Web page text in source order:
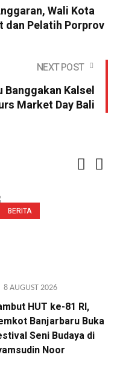
Wali Kota
dan Pelatih Porprov
NEXT POST
Banggakan Kalsel
Market Day Bali
BERITA
8 AUGUST 2026
HUT ke-81 RI,
Banjarbaru Buka
Seni Budaya di
Noor